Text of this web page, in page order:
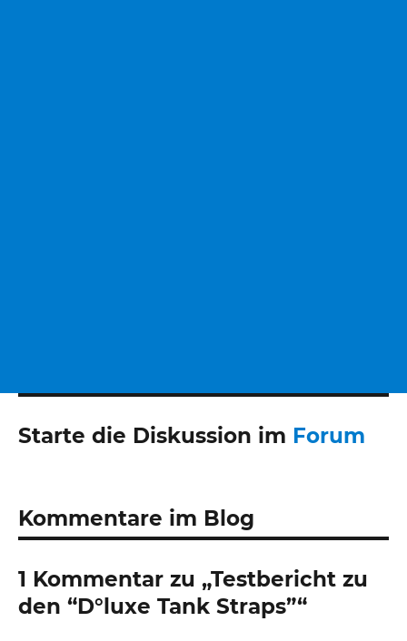
Starte die Diskussion im Forum
Kommentare im Blog
1 Kommentar zu „Testbericht zu
den “D°luxe Tank Straps”“